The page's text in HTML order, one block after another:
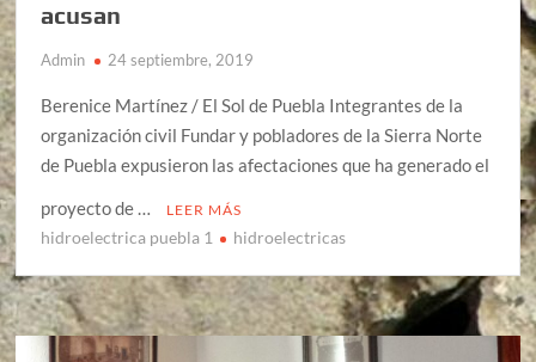
acusan
Admin 24 septiembre, 2019
Berenice Martínez / El Sol de Puebla Integrantes de la
organización civil Fundar y pobladores de la Sierra Norte
de Puebla expusieron las afectaciones que ha generado el
proyecto de …
LEER MÁS
hidroelectrica puebla 1 hidroelectricas